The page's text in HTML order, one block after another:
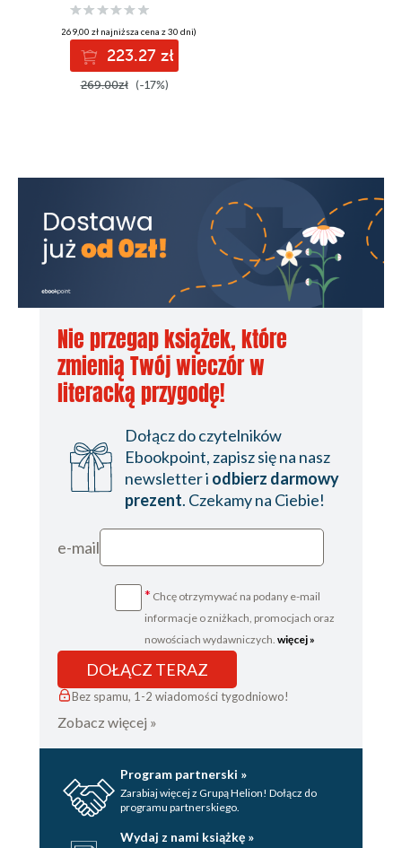
w Konwencji
Narodów
Zjednoczonych o
umowach
międzynarodowej
sprzedaży
(269,00 zł najniższa cena z 30 dni)
223.27 zł
269.00zł (-17%)
Nie przegap książek, które
zmienią Twój wieczór w
literacką przygodę!
Dołącz do czytelników
Ebookpoint, zapisz się na nasz
newsletter i odbierz darmowy
prezent. Czekamy na Ciebie!
e-mail
* Chcę otrzymywać na podany e-mail
informacje o zniżkach, promocjach oraz
nowościach wydawniczych. więcej »
DOŁĄCZ TERAZ
Bez spamu, 1-2 wiadomości tygodniowo!
Zobacz więcej »
Program partnerski »
Zarabiaj więcej z Grupą Helion! Dołącz do
programu partnerskiego.
Wydaj z nami książkę »